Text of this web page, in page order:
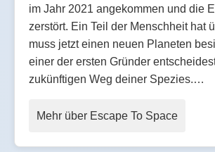
im Jahr 2021 angekommen und die
zerstört. Ein Teil der Menschheit hat
muss jetzt einen neuen Planeten
einer der ersten Gründer
zukünftigen Weg deiner Spezies.…
Mehr über Escape To Space